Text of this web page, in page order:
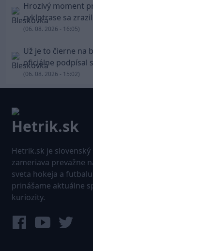
Hrozivý moment pre Zdena Cháru! Na
cyklotrase sa zrazil s bežcom
(06. 08. 2026 - 16:05)
Už je to čierne na bielom: Mohamed Salah
oficiálne podpísal s Trabzonsporom
(06. 08. 2026 - 15:02)
Hetrik.sk je slovenský športový portál, ktorý sa
zameriava prevažne na najnovšie informácie zo
sveta hokeja a futbalu. Pravidelne na dennej báze
prinášame aktuálne správy, góly, zaujímavosti a
kuriozity.